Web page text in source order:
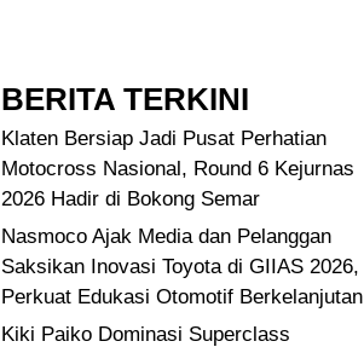
BERITA TERKINI
Klaten Bersiap Jadi Pusat Perhatian
Motocross Nasional, Round 6 Kejurnas
2026 Hadir di Bokong Semar
Nasmoco Ajak Media dan Pelanggan
Saksikan Inovasi Toyota di GIIAS 2026,
Perkuat Edukasi Otomotif Berkelanjutan
Kiki Paiko Dominasi Superclass